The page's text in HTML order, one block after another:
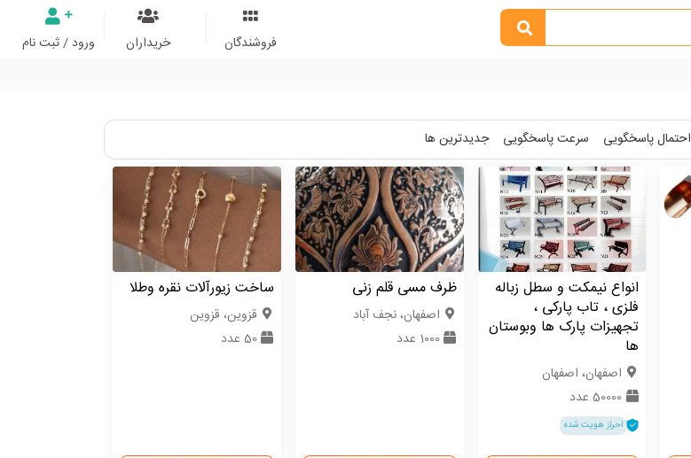
ورود / ثبت نام خریداران
فروشندگان
احتمال پاسخگویی سرعت پاسخگویی جدیدترین ها
انواع نیمکت و سطل زباله
فلزی ، تاب پارکی ،
تجهیزات پارک ها وبوستان
ها
اصفهان، اصفهان
50000 عدد
احراز هویت شده
ظرف مسی قلم زنی
اصفهان، نجف آباد
1000 عدد
ساخت زیورآلات نقره وطلا
قزوین، قزوین
50 عدد